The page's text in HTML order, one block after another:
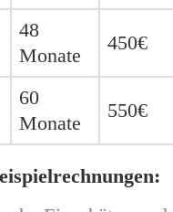
48
Monate
450€
60
Monate
550€